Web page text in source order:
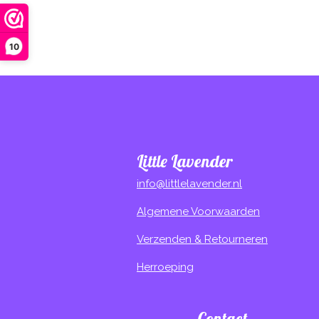
10
Little Lavender
info@littlelavender.nl
Algemene Voorwaarden
Verzenden & Retourneren
Herroeping